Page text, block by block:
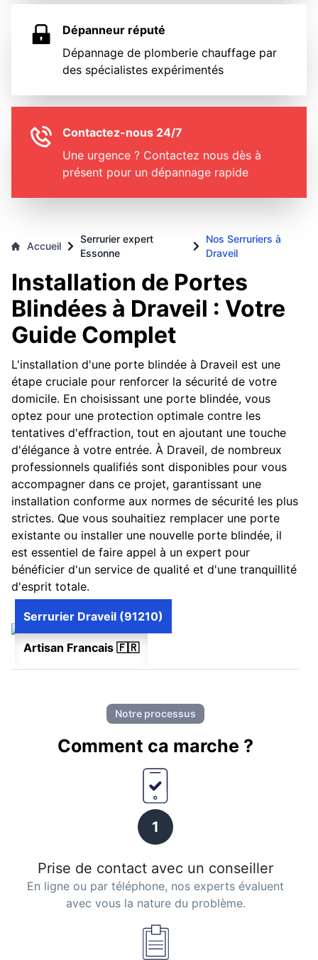
Dépanneur réputé
Dépannage de plomberie chauffage par
des spécialistes expérimentés
Contactez-nous 24/7
Une urgence ? Contactez nous dès à
présent pour un dépannage rapide
Accueil
Serrurier expert
Essonne
Nos Serruriers à
Draveil
Installation de Portes
Blindées à Draveil : Votre
Guide Complet
L'installation d'une porte blindée à Draveil est une
étape cruciale pour renforcer la sécurité de votre
domicile. En choisissant une porte blindée, vous
optez pour une protection optimale contre les
tentatives d'effraction, tout en ajoutant une touche
d'élégance à votre entrée. À Draveil, de nombreux
professionnels qualifiés sont disponibles pour vous
accompagner dans ce projet, garantissant une
installation conforme aux normes de sécurité les plus
strictes. Que vous souhaitiez remplacer une porte
existante ou installer une nouvelle porte blindée, il
est essentiel de faire appel à un expert pour
bénéficier d'un service de qualité et d'une tranquillité
d'esprit totale.
Artisan Francais 🇫🇷
Serrurier Draveil (91210)
Notre processus
Comment ca marche ?
1
Prise de contact avec un conseiller
En ligne ou par téléphone, nos experts évaluent
avec vous la nature du problème.